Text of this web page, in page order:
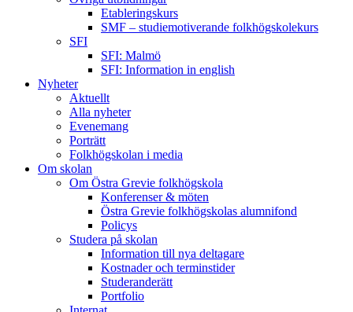
Etableringskurs
SMF – studiemotiverande folkhögskolekurs
SFI
SFI: Malmö
SFI: Information in english
Nyheter
Aktuellt
Alla nyheter
Evenemang
Porträtt
Folkhögskolan i media
Om skolan
Om Östra Grevie folkhögskola
Konferenser & möten
Östra Grevie folkhögskolas alumnifond
Policys
Studera på skolan
Information till nya deltagare
Kostnader och terminstider
Studeranderätt
Portfolio